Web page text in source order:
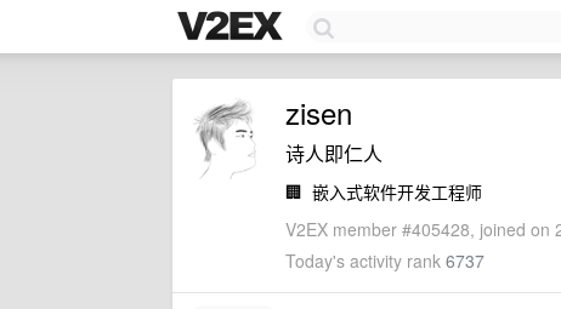
zisen
诗人即仁人
🏢 嵌入式软件开发工程师
V2EX member #405428, joined on
Today's activity rank 6737